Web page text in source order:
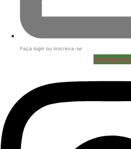
Faça login ou inscreva-se
Instagram